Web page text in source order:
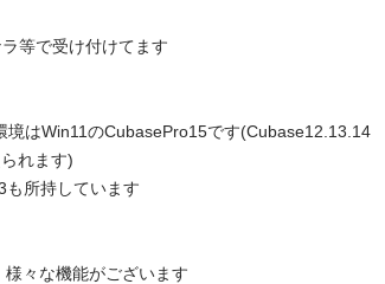
等で受け付けてます
境はWin11のCubasePro15です(Cubase12.13.14
れます)
所持しています
様々な機能がございます